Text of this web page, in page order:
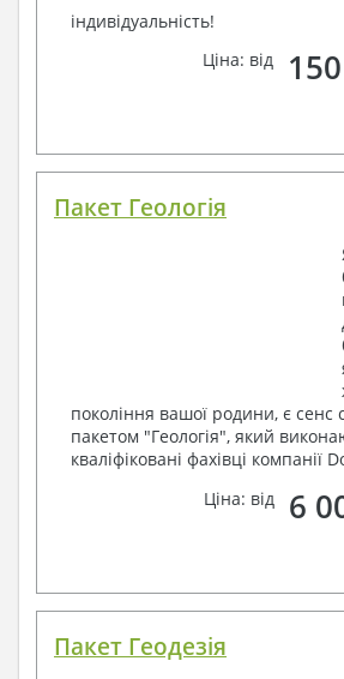
індивідуальність!
Ціна: від
150
Пакет Геологія
покоління вашої родини, є сенс
пакетом "Геологія", який
кваліфіковані фахівці компанії
Ціна: від
6
Пакет Геодезія